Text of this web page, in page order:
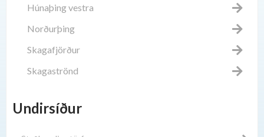
Húnaþing vestra
Norðurþing
Skagafjörður
Skagaströnd
Undirsíður